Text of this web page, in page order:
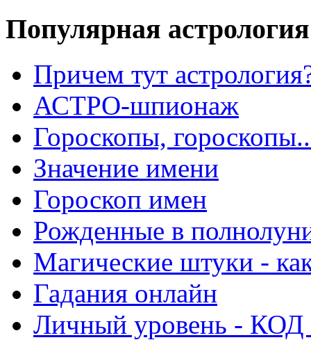
Популярная астрология
Причем тут
АСТРО-шпионаж
Гороскопы,
Значение имени
Гороскоп имен
Рожденные в
Магические штуки -
Гадания онлайн
Личный уровень - КОД